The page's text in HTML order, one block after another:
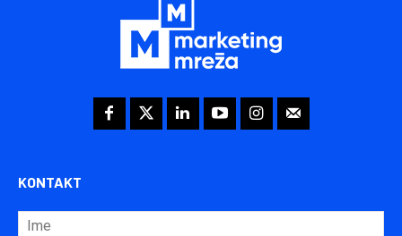
KONTAKT